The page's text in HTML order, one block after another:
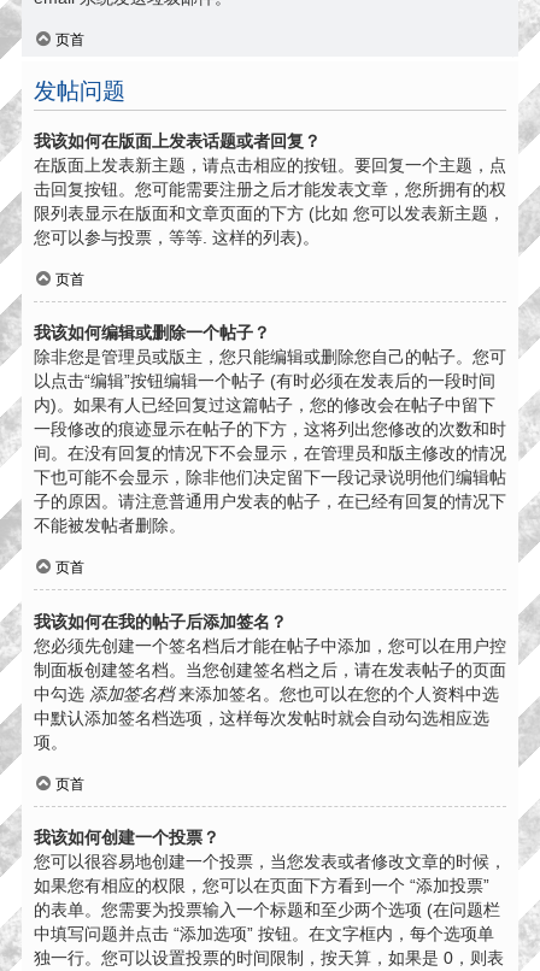
页首
发帖问题
我该如何在版面上发表话题或者回复？
在版面上发表新主题，请点击相应的按钮。要回复一个主题，点
击回复按钮。您可能需要注册之后才能发表文章，您所拥有的权
限列表显示在版面和文章页面的下方 (比如 您可以发表新主题，
您可以参与投票，等等. 这样的列表)。
页首
我该如何编辑或删除一个帖子？
除非您是管理员或版主，您只能编辑或删除您自己的帖子。您可
以点击“编辑”按钮编辑一个帖子 (有时必须在发表后的一段时间
内)。如果有人已经回复过这篇帖子，您的修改会在帖子中留下
一段修改的痕迹显示在帖子的下方，这将列出您修改的次数和时
间。在没有回复的情况下不会显示，在管理员和版主修改的情况
下也可能不会显示，除非他们决定留下一段记录说明他们编辑帖
子的原因。请注意普通用户发表的帖子，在已经有回复的情况下
不能被发帖者删除。
页首
我该如何在我的帖子后添加签名？
您必须先创建一个签名档后才能在帖子中添加，您可以在用户控
制面板创建签名档。当您创建签名档之后，请在发表帖子的页面
中勾选 添加签名档来添加签名。您也可以在您的个人资料中选
中默认添加签名档选项，这样每次发帖时就会自动勾选相应选
项。
页首
我该如何创建一个投票？
您可以很容易地创建一个投票，当您发表或者修改文章的时候，
如果您有相应的权限，您可以在页面下方看到一个 “添加投票”
的表单。您需要为投票输入一个标题和至少两个选项 (在问题栏
中填写问题并点击 “添加选项” 按钮。在文字框内，每个选项单
独一行。您可以设置投票的时间限制，按天算，如果是 0，则表